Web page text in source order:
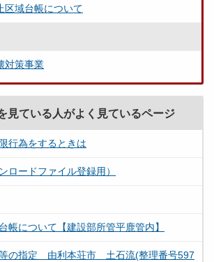
区域台帳について
対策事業
見ている人がよく見ているページ
行為をするときは
ロードファイル登録用）
帳について【建設部所管平鹿管内】
の指定 由利本荘市 土石流(整理番号597